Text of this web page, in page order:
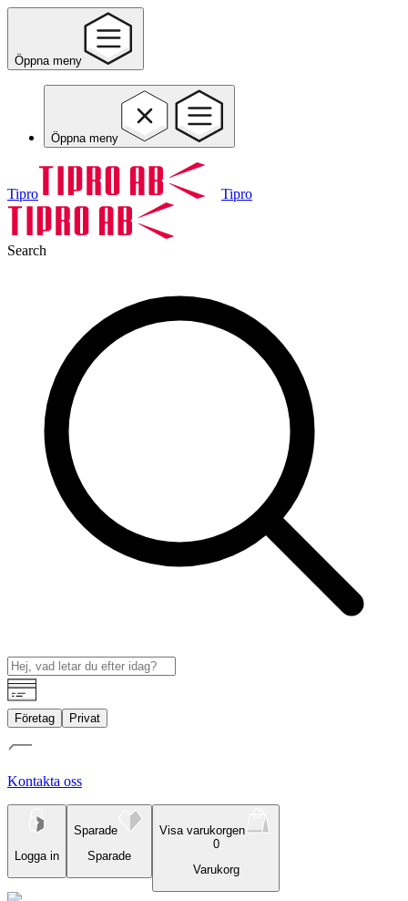
Öppna meny
Öppna meny
Tipro Tipro
Search
Företag Privat
Kontakta oss
Logga in
Sparade
Sparade
Visa varukorgen
0
Varukorg